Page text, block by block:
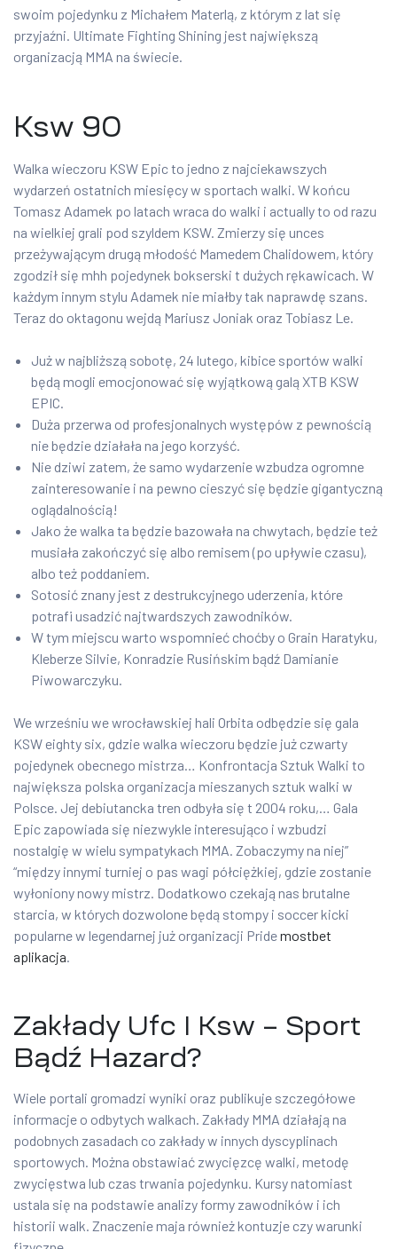
swoim pojedynku z Michałem Materlą, z którym z lat się
przyjaźni. Ultimate Fighting Shining jest największą
organizacją MMA na świecie.
Ksw 90
Walka wieczoru KSW Epic to jedno z najciekawszych
wydarzeń ostatnich miesięcy w sportach walki. W końcu
Tomasz Adamek po latach wraca do walki i actually to od razu
na wielkiej grali pod szyldem KSW. Zmierzy się unces
przeżywającym drugą młodość Mamedem Chalidowem, który
zgodził się mhh pojedynek bokserski t dużych rękawicach. W
każdym innym stylu Adamek nie miałby tak naprawdę szans.
Teraz do oktagonu wejdą Mariusz Joniak oraz Tobiasz Le.
Już w najbliższą sobotę, 24 lutego, kibice sportów walki
będą mogli emocjonować się wyjątkową galą XTB KSW
EPIC.
Duża przerwa od profesjonalnych występów z pewnością
nie będzie działała na jego korzyść.
Nie dziwi zatem, że samo wydarzenie wzbudza ogromne
zainteresowanie i na pewno cieszyć się będzie gigantyczną
oglądalnością!
Jako że walka ta będzie bazowała na chwytach, będzie też
musiała zakończyć się albo remisem (po upływie czasu),
albo też poddaniem.
Sotosić znany jest z destrukcyjnego uderzenia, które
potrafi usadzić najtwardszych zawodników.
W tym miejscu warto wspomnieć choćby o Grain Haratyku,
Kleberze Silvie, Konradzie Rusińskim bądź Damianie
Piwowarczyku.
We wrześniu we wrocławskiej hali Orbita odbędzie się gala
KSW eighty six, gdzie walka wieczoru będzie już czwarty
pojedynek obecnego mistrza… Konfrontacja Sztuk Walki to
największa polska organizacja mieszanych sztuk walki w
Polsce. Jej debiutancka tren odbyła się t 2004 roku,… Gala
Epic zapowiada się niezwykle interesująco i wzbudzi
nostalgię w wielu sympatykach MMA. Zobaczymy na niej”
“między innymi turniej o pas wagi półciężkiej, gdzie zostanie
wyłoniony nowy mistrz. Dodatkowo czekają nas brutalne
starcia, w których dozwolone będą stompy i soccer kicki
popularne w legendarnej już organizacji Pridemostbet
aplikacja.
Zakłady Ufc I Ksw – Sport
Bądź Hazard?
Wiele portali gromadzi wyniki oraz publikuje szczegółowe
informacje o odbytych walkach. Zakłady MMA działają na
podobnych zasadach co zakłady w innych dyscyplinach
sportowych. Można obstawiać zwycięzcę walki, metodę
zwycięstwa lub czas trwania pojedynku. Kursy natomiast
ustala się na podstawie analizy formy zawodników i ich
historii walk. Znaczenie maja również kontuzje czy warunki